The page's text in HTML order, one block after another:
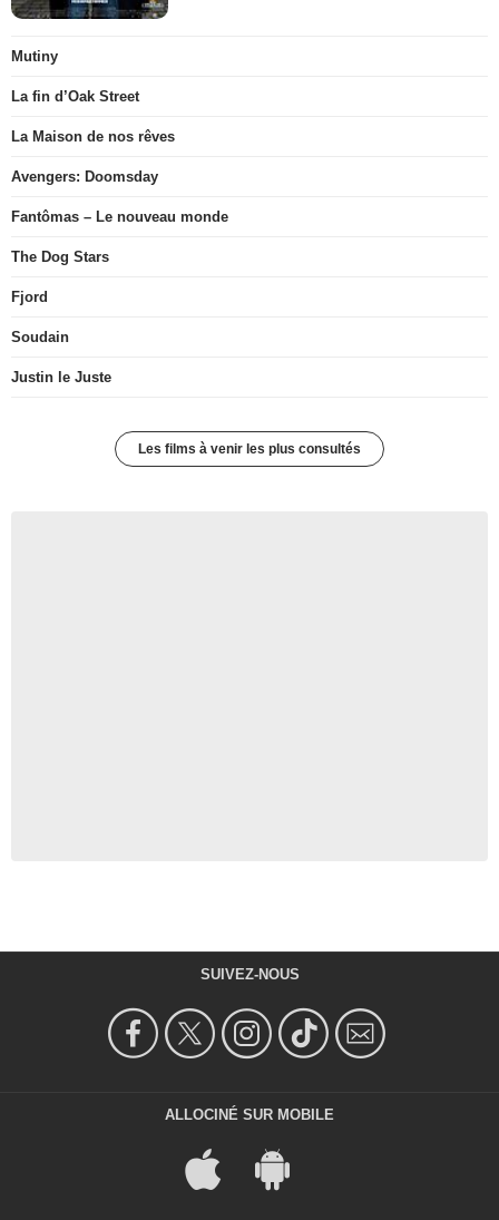
Mutiny
La fin d’Oak Street
La Maison de nos rêves
Avengers: Doomsday
Fantômas – Le nouveau monde
The Dog Stars
Fjord
Soudain
Justin le Juste
Les films à venir les plus consultés
SUIVEZ-NOUS
ALLOCINÉ SUR MOBILE